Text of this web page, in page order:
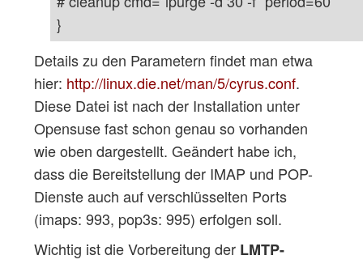
}
Details zu den Parametern findet man etwa
hier: http://linux.die.net/man/5/cyrus.conf.
Diese Datei ist nach der Installation unter
Opensuse fast schon genau so vorhanden
wie oben dargestellt. Geändert habe ich,
dass die Bereitstellung der IMAP und POP-
Dienste auch auf verschlüsselten Ports
(imaps: 993, pop3s: 995) erfolgen soll.
Wichtig ist die Vorbereitung der LMTP-